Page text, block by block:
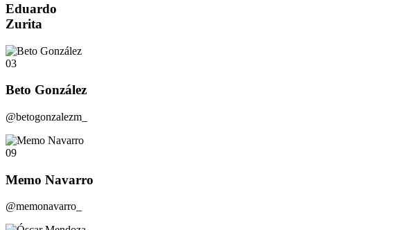
Eduardo
Zurita
03
Beto González
@betogonzalezm_
09
Memo Navarro
@memonavarro_